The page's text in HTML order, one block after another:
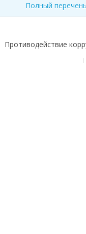
Полный
Противодействие